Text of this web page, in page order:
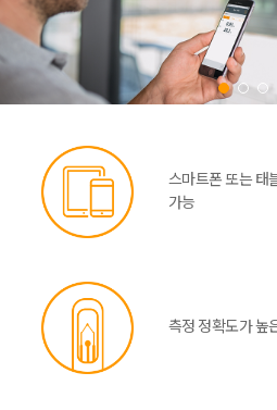
스마트폰 또는 태
가능
측정 정확도가 높